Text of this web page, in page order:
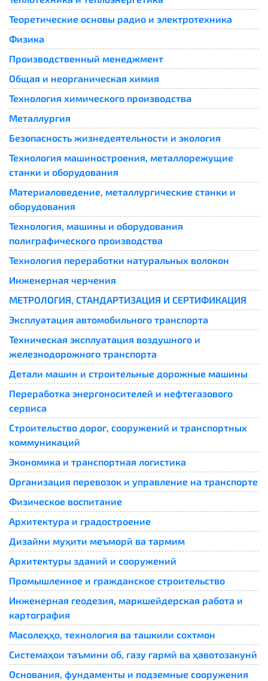
Теоретические основы радио и электротехника
Физика
Производственный менеджмент
Общая и неорганическая химия
Технология химического производства
Металлургия
Безопасность жизнедеятельности и экология
Технология машиностроения, металлорежущие
станки и оборудования
Материаловедение, металлургические станки и
оборудования
Технология, машины и оборудования
полиграфического производства
Технология переработки натуральных волокон
Инженерная черчения
МЕТРОЛОГИЯ, СТАНДАРТИЗАЦИЯ И СЕРТИФИКАЦИЯ
Эксплуатация автомобильного транспорта
Техническая эксплуатация воздушного и
железнодорожного транспорта
Детали машин и строительные дорожные машины
Переработка энергоносителей и нефтегазового
сервиса
Строительство дорог, сооружений и транспортных
коммуникаций
Экономика и транспортная логистика
Организация перевозок и управление на транспорте
Физическое воспитание
Архитектура и градостроение
Дизайни муҳити меъморӣ ва тармим
Архитектуры зданий и сооружений
Промышленное и гражданское строительство
Инженерная геодезия, маркшейдерская работа и
картография
Масолеҳҳо, технология ва ташкили сохтмон
Системаҳои таъмини об, газу гармӣ ва ҳавотозакунӣ
Основания, фундаменты и подземные сооружения